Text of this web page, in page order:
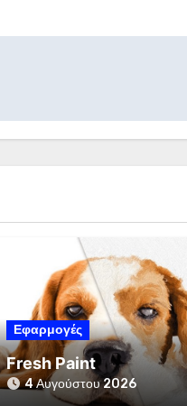
Εφαρμογές
Fresh Paint
4 Αυγούστου 2026